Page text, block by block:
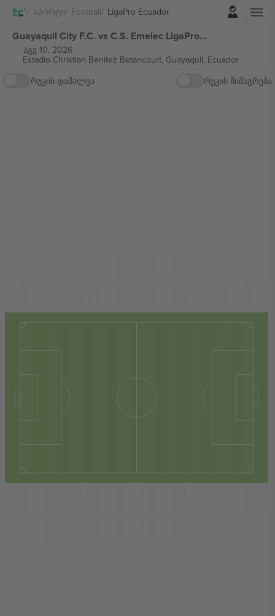
Სპორტი Football LigaPro Ecuadorშესვლა
Guayaquil City F.C. vs C.S. Emelec LigaPro Ecuador ბილეთი
აგვ 10, 2026
Estadio Christian Benítez Betancourt, Guayaquil, Ecuador
რუკის დამალვა
რუკის მიმაგრება